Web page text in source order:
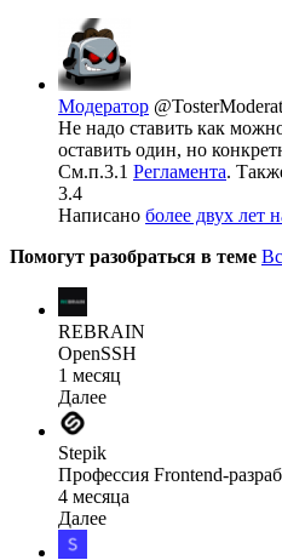
Модератор
Не надо ставить как
оставить один, но
См.п.3.1 Регламента.
3.4
Написано более двух лет
Помогут разобраться в теме
REBRAIN
OpenSSH
1 месяц
Далее
Stepik
Профессия Frontend-
4 месяца
Далее